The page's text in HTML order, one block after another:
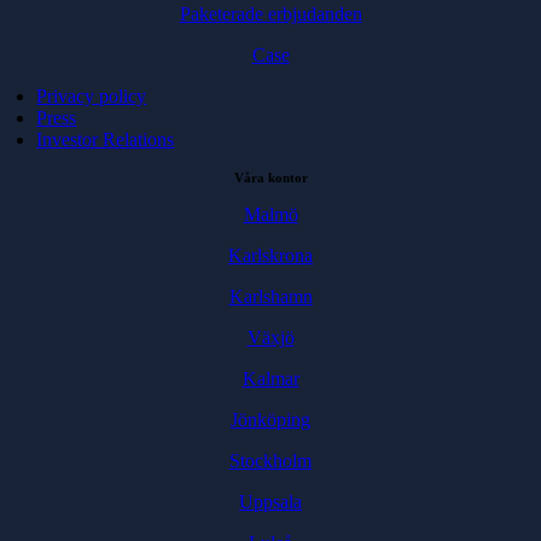
Paketerade erbjudanden
Case
Privacy policy
Press
Investor Relations
Våra kontor
Malmö
Karlskrona
Karlshamn
Växjö
Kalmar
Jönköping
Stockholm
Uppsala